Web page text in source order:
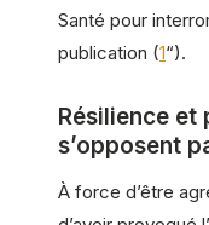
Santé pour
publication (1“).
Résilience et
s’opposent
À force d’être